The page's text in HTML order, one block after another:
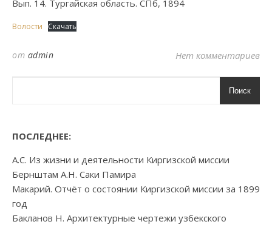
Вып. 14. Тургайская область. СПб, 1894
Волости Скачать
от admin Нет комментариев
Поиск
ПОСЛЕДНЕЕ:
А.С. Из жизни и деятельности Киргизской миссии
Бернштам А.Н. Саки Памира
Макарий. Отчёт о состоянии Киргизской миссии за 1899
год
Бакланов Н. Архитектурные чертежи узбекского